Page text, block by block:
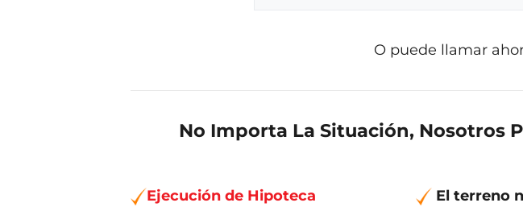
O puede llamar
No Importa La Situación, Nosotros
Ejecución de Hipoteca
El terreno